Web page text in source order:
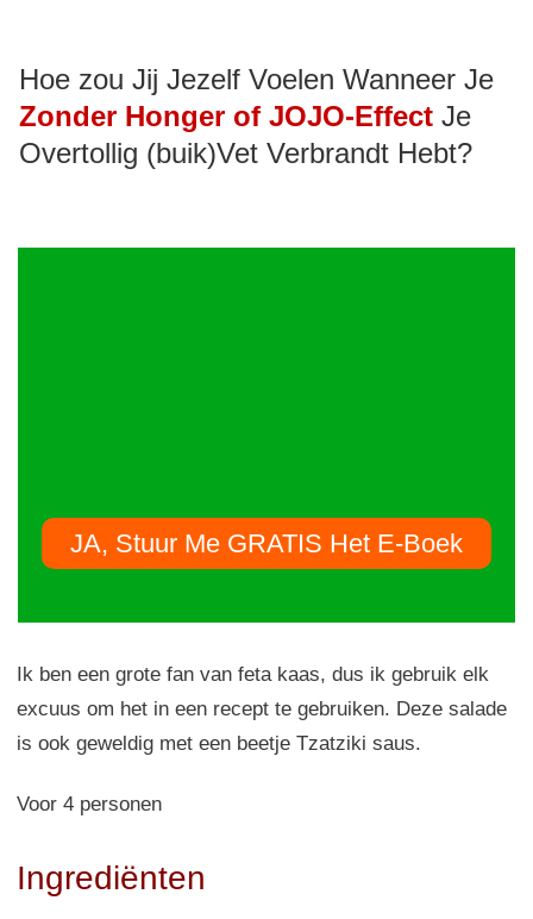
Hoe zou Jij Jezelf Voelen Wanneer Je
Zonder Honger of JOJO-Effect Je
Overtollig (buik)Vet Verbrandt Hebt?
JA, Stuur Me GRATIS Het E-Boek
Ik ben een grote fan van feta kaas, dus ik gebruik elk
excuus om het in een recept te gebruiken. Deze salade
is ook geweldig met een beetje Tzatziki saus.
Voor 4 personen
Ingrediënten